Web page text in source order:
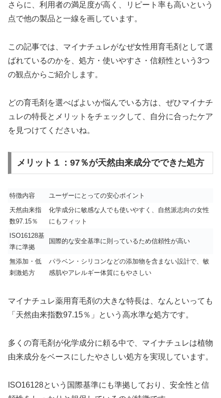
さらに、利用者の満足度が高く、リピート率も高いという
点で他の製品と一線を画しています。
この記事では、マイナチュレがなぜ女性用育毛剤として選
ばれているのかを、処方・使いやすさ・信頼性という3つ
の観点からご紹介します。
どの育毛剤を選べばよいか悩んでいる方は、ぜひマイナチ
ュレの特長とメリットをチェックして、自分に合ったケア
を見つけてくださいね。
メリット１：97％が天然由来成分でできた処方
特徴内容
ユーザーにとっての安心ポイント
天然由来指
数97.15％
化学成分に敏感な人でも使いやすく、自然派志向の女性
にもフィット
ISO16128基
準に準拠
国際的な安全基準に則っているため信頼性が高い
無添加・低
刺激処方
パラベン・シリコンなどの添加物を含まない設計で、敏
感肌やアレルギー体質にもやさしい
マイナチュレ薬用育毛剤の大きな特長は、なんといっても
「天然由来指数97.15％」という高水準な処方です。
多くの育毛剤が化学成分に頼る中で、マイナチュレは植物
由来成分をベースにしたやさしい処方を実現しています。
ISO16128という国際基準にも準拠しており、安全性と信